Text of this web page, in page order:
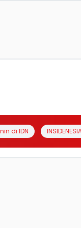
di IDN